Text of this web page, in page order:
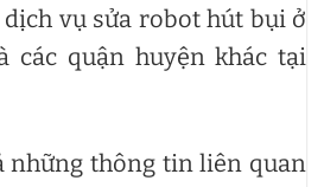
vụ sửa robot hút bụi ở
các quận huyện khác tại
những thông tin liên quan